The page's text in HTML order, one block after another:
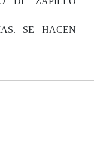
SE HACEN